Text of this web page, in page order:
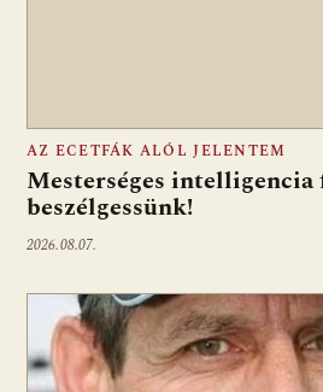
AZ ECETFÁK ALÓL JELENTEM
Mesterséges intelligencia
beszélgessünk!
2026.08.07.